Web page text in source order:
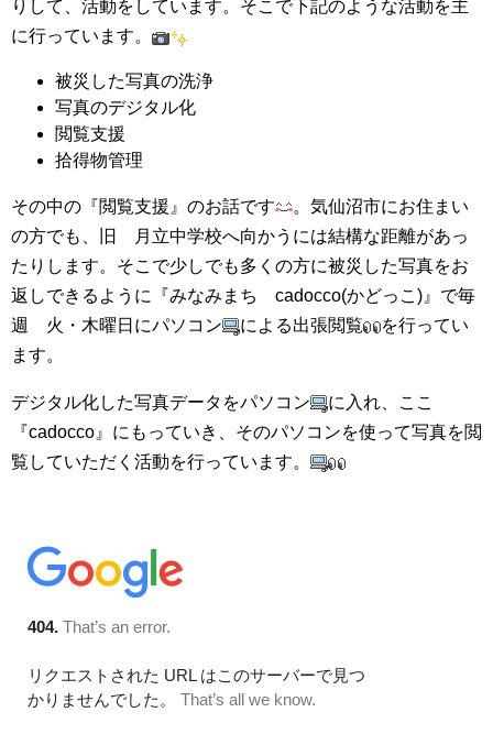
りして、活動をしています。そこで下記のような活動を主
に行っています。
被災した写真の洗浄
写真のデジタル化
閲覧支援
拾得物管理
その中の『閲覧支援』のお話です
。気仙沼市にお住まい
の方でも、旧 月立中学校へ向かうには結構な距離があっ
たりします。そこで少しでも多くの方に被災した写真をお
返しできるように『みなみまち cadocco(かどっこ)』で毎
週 火・木曜日にパソコン
による出張閲覧
を行ってい
ます。
デジタル化した写真データをパソコン
に入れ、ここ
『cadocco』にもっていき、そのパソコンを使って写真を閲
覧していただく活動を行っています。
KRA BLOG
リンク
お問い合わせ